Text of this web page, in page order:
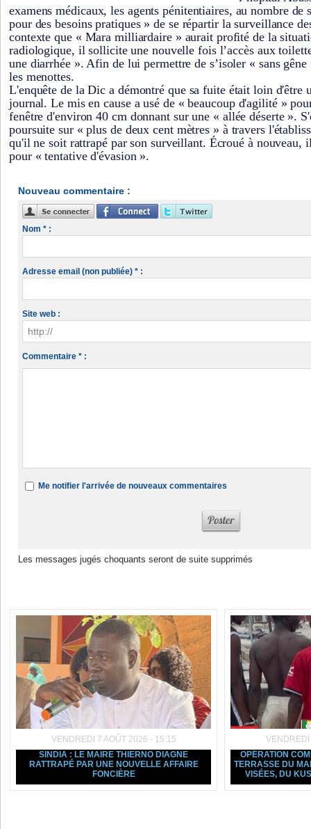
examens médicaux, les agents pénitentiaires, au nombre de
pour des besoins pratiques » de se répartir la surveillance
contexte que « Mara milliardaire » aurait profité de la
radiologique, il sollicite une nouvelle fois l’accès aux
une diarrhée ». Afin de lui permettre de s’isoler « sans
les menottes.
L'enquête de la Dic a démontré que sa fuite était loin d'être
journal. Le mis en cause a usé de « beaucoup d'agilité »
fenêtre d'environ 40 cm donnant sur une « allée déserte ».
poursuite sur « plus de deux cent mètres » à travers
qu'il ne soit rattrapé par son surveillant. Écroué à nouveau,
pour « tentative d'évasion ».
Nouveau commentaire :
Nom * :
Adresse email (non publiée) * :
Site web :
Commentaire * :
Me notifier l'arrivée de nouveaux commentaires
Les messages jugés choquants seront de suite supprimés
VENDREDI 7 AOÛT 2026 - 15:15
SINDIA : LE MAIRE THIERNO DIAGNE
RATTRAPÉ PAR UNE NOUVELLE AFFAIRE
FONCIÈRE
OPÉRATION
TERRASSE DU
VISÉES, DU